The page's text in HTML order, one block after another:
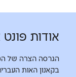
אודות פונט
הגרסה הצרה של